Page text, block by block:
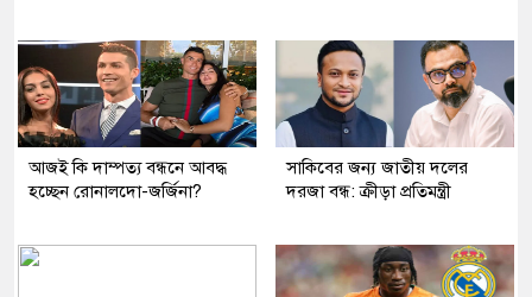
আজই কি দাম্পত্য বন্ধনে আবদ্ধ
হচ্ছেন রোনালদো-জর্জিনা?
সাকিবের জন্য জাতীয় দলের
দরজা বন্ধ: ক্রীড়া প্রতিমন্ত্রী